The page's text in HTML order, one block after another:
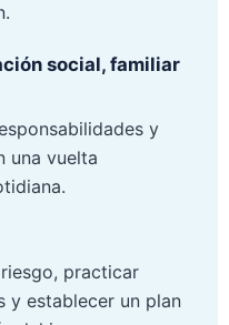
social, familiar
y
una vuelta
practicar
y establecer un plan